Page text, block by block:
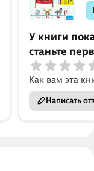
У книги
станьте
Как вам эта
Написать